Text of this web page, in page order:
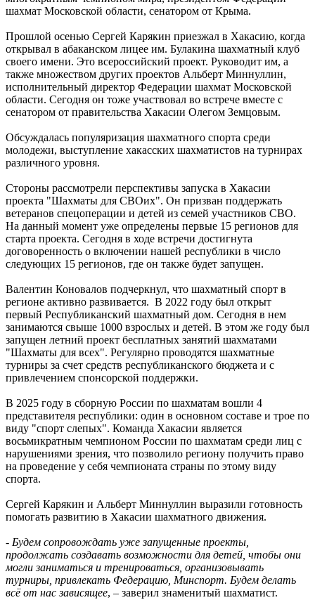
шахмат Московской области, сенатором от Крыма.
Прошлой осенью Сергей Карякин приезжал в Хакасию, когда
открывал в абаканском лицее им. Булакина шахматный клуб
своего имени. Это всероссийский проект. Руководит им, а
также множеством других проектов Альберт Миннуллин,
исполнительный директор Федерации шахмат Московской
области. Сегодня он тоже участвовал во встрече вместе с
сенатором от правительства Хакасии Олегом Земцовым.
Обсуждалась популяризация шахматного спорта среди
молодежи, выступление хакасских шахматистов на турнирах
различного уровня.
Стороны рассмотрели перспективы запуска в Хакасии
проекта "Шахматы для СВОих". Он призван поддержать
ветеранов спецоперации и детей из семей участников СВО.
На данный момент уже определены первые 15 регионов для
старта проекта. Сегодня в ходе встречи достигнута
договоренность о включении нашей республики в число
следующих 15 регионов, где он также будет запущен.
Валентин Коновалов подчеркнул, что шахматный спорт в
регионе активно развивается. В 2022 году был открыт
первый Республиканский шахматный дом. Сегодня в нем
занимаются свыше 1000 взрослых и детей. В этом же году был
запущен летний проект бесплатных занятий шахматами
"Шахматы для всех". Регулярно проводятся шахматные
турниры за счет средств республиканского бюджета и с
привлечением спонсорской поддержки.
В 2025 году в сборную России по шахматам вошли 4
представителя республики: один в основном составе и трое по
виду "спорт слепых". Команда Хакасии является
восьмикратным чемпионом России по шахматам среди лиц с
нарушениями зрения, что позволило региону получить право
на проведение у себя чемпионата страны по этому виду
спорта.
Сергей Карякин и Альберт Миннуллин выразили готовность
помогать развитию в Хакасии шахматного движения.
- Будем сопровождать уже запущенные проекты,
продолжать создавать возможности для детей, чтобы они
могли заниматься и тренироваться, организовывать
турниры, привлекать Федерацию, Минспорт. Будем делать
всё от нас зависящее, – заверил знаменитый шахматист.